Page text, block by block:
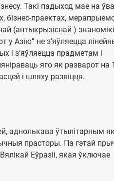
Такі падыход мае на
праектах,
(антыкрызіснай ) эканомікі
у Азію” не з’яўляецца
і з’яўляецца прадметам і
яго як разварот на
і шляху развіцця.
аднолькава ўтылітарным
прасторы. Па гэтай
Еўразіі, якая ўключае